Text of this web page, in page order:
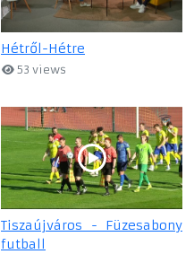
Hétről-Hétre
53 views
Tiszaújváros - Füzesabony
futball